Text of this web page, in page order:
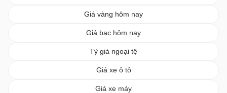
Giá vàng hôm nay
Giá bạc hôm nay
Tỷ giá ngoại tệ
Giá xe ô tô
Giá xe máy